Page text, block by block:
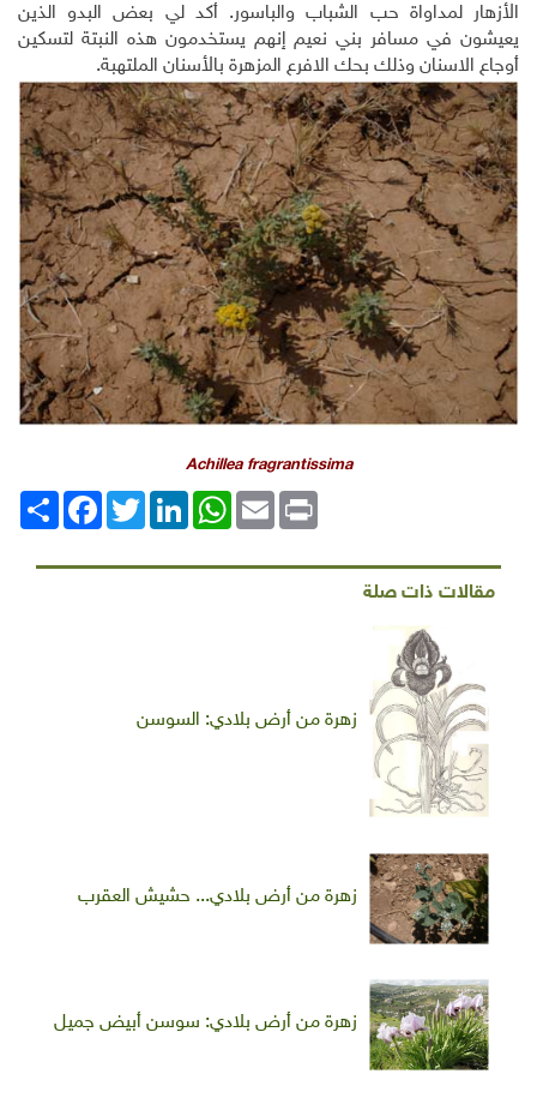
الأزهار لمداواة حب الشباب والباسور. أكد لي بعض البدو الذين
يعيشون في مسافر بني نعيم إنهم يستخدمون هذه النبتة لتسكين
أوجاع الاسنان وذلك بحك الافرع المزهرة بالأسنان الملتهبة.
Achillea fragrantissima
انشر
FacebookTwitterLinkedIn
WhatsAppEmail Print
مقالات ذات صلة
زهرة من أرض بلادي: السوسن
زهرة من أرض بلادي... حشيش العقرب
زهرة من أرض بلادي: سوسن أبيض جميل